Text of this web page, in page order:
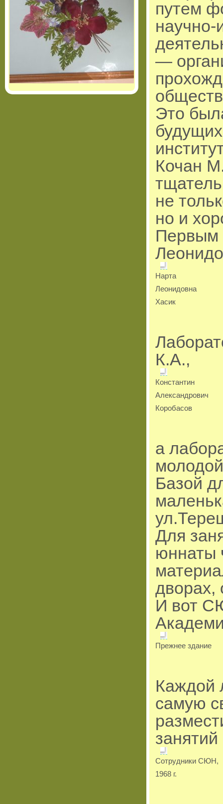
путем
научно-
—
Это
Кочан
не
но и
Первым
Нарта
Леонидовна
Хасик
К.А.,
Константин
Александрович
Коробасов
а
Базой
Для
юннаты
дворах,
И вот
Прежнее здание
Каждой
самую
Сотрудники СЮН,
1968 г.